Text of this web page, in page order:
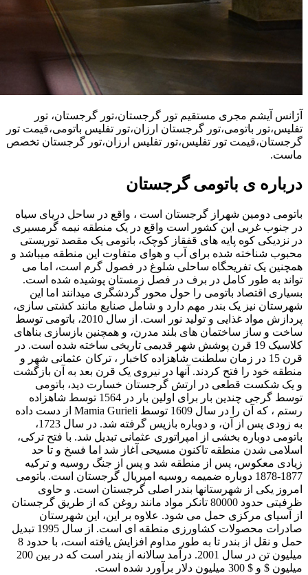
آژانس آیشم مجری مستقیم تور گرجستان،تور گرجستان، تور
تفلیس،تور باتومی،تور گرجستان ارزان،تور تفلیس باتومی،قیمت تور
گرجستان،قیمت تور تفلیس،تور تفلیس ارزان،تور گرجستان تخصص
ماست.
درباره ی باتومی گرجستان
باتومی دومین شهراز گرجستان است ، واقع در ساحل دریای سیاه
در جنوب غربی این کشور است واقع در یک منطقه نیمه گرمسیری
در نزدیکی کوه پایه های قفقاز کوچک، باتومی یک مقصد توریستی
محبوب شناخته شده برای آب و هوای متفاوت این منطقه میباشد و
همچنین یک تفریحگاه ساحلی شلوغ در فصول گرم است، اما می
تواند به طور کامل در برف در فصل زمستان پوشیده شده است.
بسیاری اقتصاد باتومی را حول محور گردشگری میدانند اما این
شهرستان نیز یک بندر مهم دارد و شامل صنایع مانند کشتی سازی،
پردازش مواد غذایی و تولید نور است. از سال 2010، باتومی توسط
ساخت و ساز ساختمان های بلند مدرن، و همچنین بازسازی بناهای
کلاسیک 19 قرن پوشش شهر قدیمی تاریخی ساخته شده است. در
قرن 15 در زمان سلطنت شاهزاده کاخبار ، ترکان عثمانی شهر و
منطقه خود را فتح کردند. آنها در نیروی یک قرن بعد به آن بازگشت
و یک شکست قطعی در ارتش گرجستان خسارت دید، باتومی
توسط گرجی چندین بار برای اولین بار در 1564 توسط شاهزاده
رستم ، که آن را در سال 1609 توسط Mamia Gurieli از دست داده
به زودی پس از آن، و دوباره بازپس گرفته شد. در سال 1723،
باتومی دوباره بخشی از امپراتوری عثمانی تبدیل شد. با فتح ترکی،
اسلامی شدن منطقه تاکنون مسیحی آغاز شد اما فسخ و تا حد
زیادی معکوس، پس از منطقه شد و پس از جنگ روسیه و ترکیه
1877-1878 دوباره ضمیمه روسیه امپریال گرجستان است. باتومی
امروز یکی از شهرستانها بندر اصلی گرجستان است. و حاوی
ظرفیتی حدود 80000 تانکر مواد مانند روغن که از طریق گرجستان
از آسیای مرکزی حمل می شود. علاوه بر این، این شهرستان
صادرات محصولات کشاورزی منطقه ای است. از سال 1995 تبدیل
حمل و نقل از بندر تا به طور مداوم افزایش یافته است، با حدود 8
میلیون تن در سال 2001. درآمد سالانه از بندر است که در بین 200
میلیون $ و $ 300 میلیون دلار برآورد شده است.